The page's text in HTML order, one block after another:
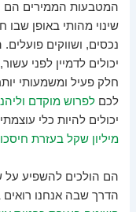
המטבעות הממירים הם
שינוי מהותי באופן
נכסים, ושווקים
יכולים לדמיין לפני
חלק פעיל ומשמעותי
לכםלפרוש מוקדם
יכולים להיות כלי
מיליון שקל בעזרת
הם הולכים להשפיע על
הדרך שבה אנחנו רואים